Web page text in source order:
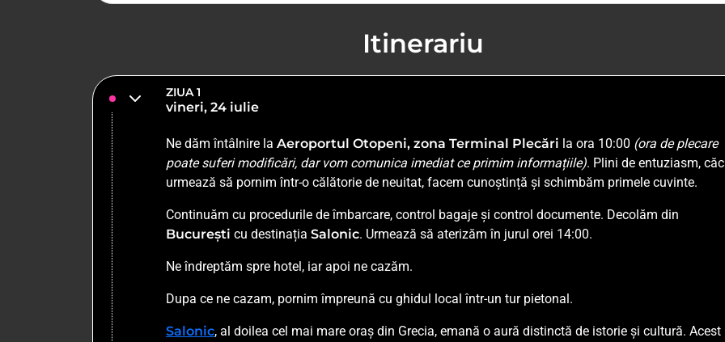
Itinerariu
ZIUA 1
vineri, 24 iulie
Ne dăm întâlnire la Aeroportul Otopeni, zona Terminal Plecări la ora 10:00 (ora de plecare
poate suferi modificări, dar vom comunica imediat ce primim informațiile). Plini de entuziasm,
urmează să pornim într-o călătorie de neuitat, facem cunoștință și schimbăm primele cuvinte.
Continuăm cu procedurile de îmbarcare, control bagaje și control documente. Decolăm din
București cu destinația Salonic. Urmează să aterizăm în jurul orei 14:00.
Ne îndreptăm spre hotel, iar apoi ne cazăm.
Dupa ce ne cazam, pornim împreună cu ghidul local într-un tur pietonal.
Salonic, al doilea cel mai mare oraș din Grecia, emană o aură distinctă de istorie și cultură. Acest